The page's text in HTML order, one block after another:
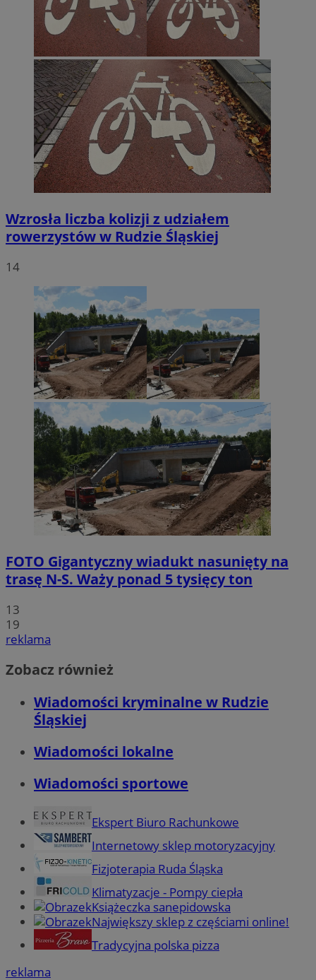
Wzrosła liczba kolizji z udziałem
rowerzystów w Rudzie Śląskiej
14
FOTO Gigantyczny wiadukt nasunięty na
trasę N-S. Waży ponad 5 tysięcy ton
13
19
reklama
Zobacz również
Wiadomości kryminalne w Rudzie
Śląskiej
Wiadomości lokalne
Wiadomości sportowe
Ekspert Biuro Rachunkowe
Internetowy sklep motoryzacyjny
Fizjoterapia Ruda Śląska
Klimatyzacje - Pompy ciepła
Książeczka sanepidowska
Największy sklep z częściami online!
Tradycyjna polska pizza
reklama